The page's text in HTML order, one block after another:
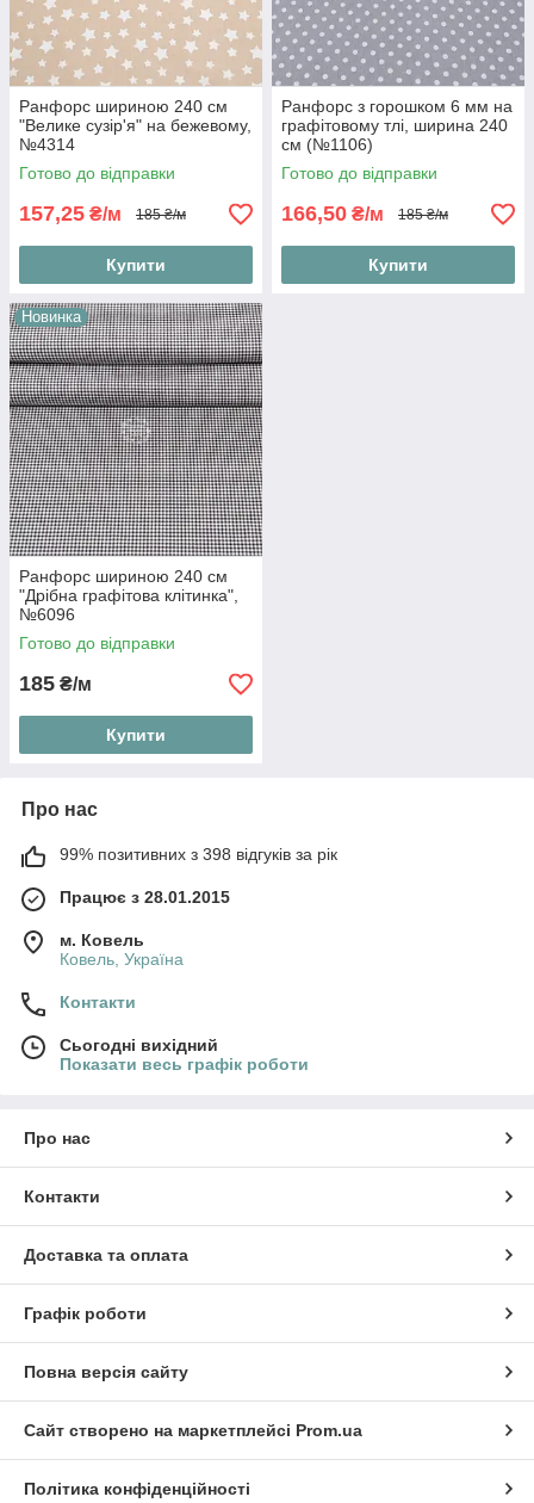
Ранфорс шириною 240 см
"Велике сузір'я" на бежевому,
№4314
Готово до відправки
157,25 ₴/м 185 ₴/м
Купити
Ранфорс з горошком 6 мм на
графітовому тлі, ширина 240
см (№1106)
Готово до відправки
166,50 ₴/м 185 ₴/м
Купити
Новинка
Ранфорс шириною 240 см
"Дрібна графітова клітинка",
№6096
Готово до відправки
185 ₴/м
Купити
Про нас
99% позитивних з 398 відгуків за рік
Працює з 28.01.2015
м. Ковель
Ковель, Україна
Контакти
Сьогодні вихідний
Показати весь графік роботи
Про нас
Контакти
Доставка та оплата
Графік роботи
Повна версія сайту
Сайт створено на маркетплейсі Prom.ua
Політика конфіденційності